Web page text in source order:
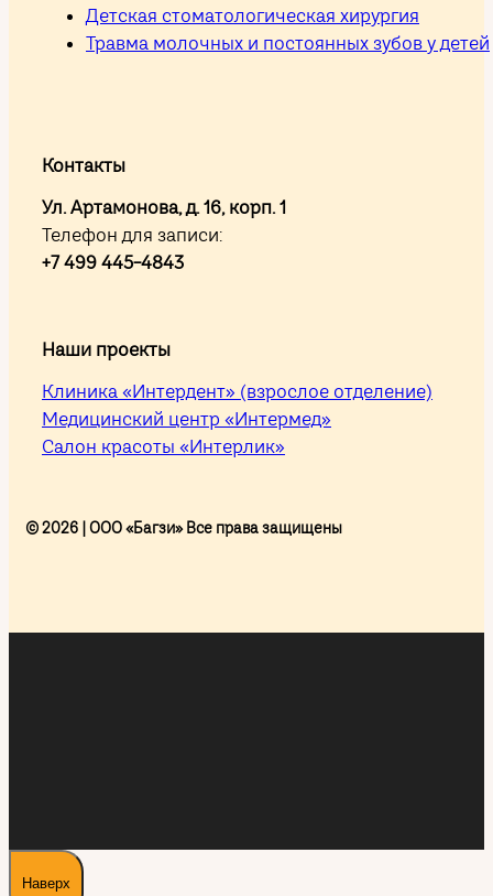
Детская стоматологическая хирургия
Травма молочных и постоянных зубов у детей
Контакты
Ул. Артамонова, д. 16, корп. 1
Телефон для записи:
+7 499 445-4843
Наши проекты
Клиника «Интердент» (взрослое отделение)
Медицинский центр «Интермед»
Салон красоты «Интерлик»
© 2026 | ООО «Багзи» Все права защищены
Наверх